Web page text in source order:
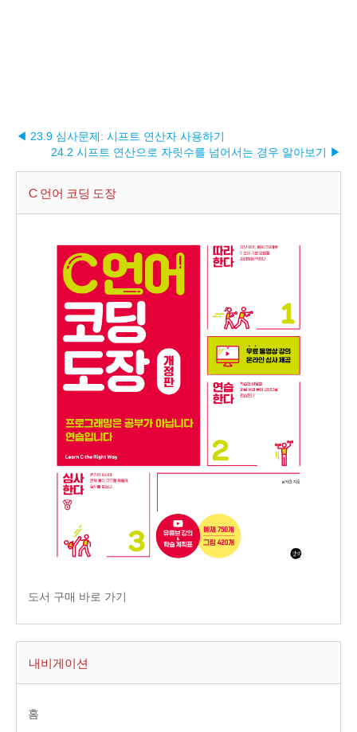
◀ 23.9 심사문제: 시프트 연산자 사용하기
24.2 시프트 연산으로 자릿수를 넘어서는 경우 알아보기 ▶︎
C 언어 코딩 도장
도서 구매 바로 가기
내비게이션
홈